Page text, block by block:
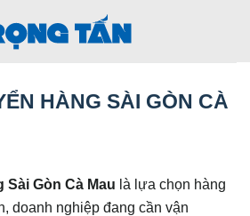
HÀNG SÀI GÒN CÀ
Sài Gòn Cà Mau là lựa chọn hàng
doanh nghiệp đang cần vận